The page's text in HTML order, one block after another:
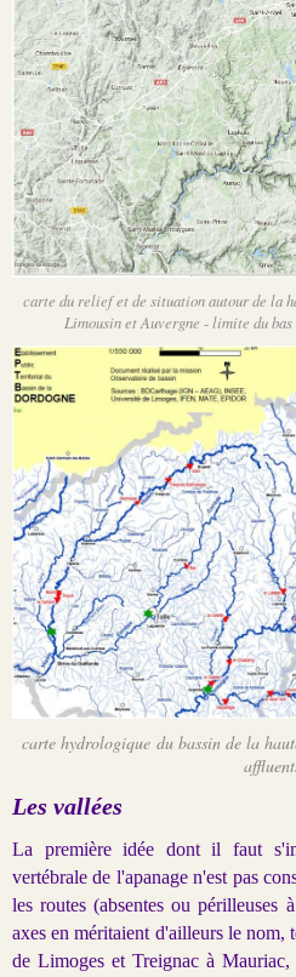
carte du relief et de situation autour de la
Limousin et Auvergne - limite du
carte hydrologique du bassin de la
Les vallées
La première idée dont il faut
vertébrale de l'apanage n'est pas
les routes (absentes ou périlleuses
axes en méritaient d'ailleurs le nom,
de Limoges et Treignac à